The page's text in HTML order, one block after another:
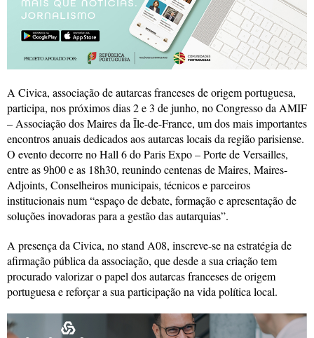
A Civica, associação de autarcas franceses de origem portuguesa,
participa, nos próximos dias 2 e 3 de junho, no Congresso da AMIF
– Associação dos Maires da Île-de-France, um dos mais importantes
encontros anuais dedicados aos autarcas locais da região parisiense.
O evento decorre no Hall 6 do Paris Expo – Porte de Versailles,
entre as 9h00 e as 18h30, reunindo centenas de Maires, Maires-
Adjoints, Conselheiros municipais, técnicos e parceiros
institucionais num “espaço de debate, formação e apresentação de
soluções inovadoras para a gestão das autarquias”.
A presença da Civica, no stand A08, inscreve-se na estratégia de
afirmação pública da associação, que desde a sua criação tem
procurado valorizar o papel dos autarcas franceses de origem
portuguesa e reforçar a sua participação na vida política local.